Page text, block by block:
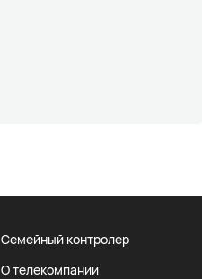
Семейный контролер
О телекомпании